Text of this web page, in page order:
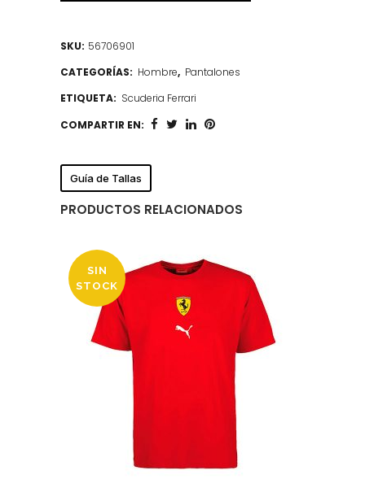
SKU: 56706901
CATEGORÍAS: Hombre, Pantalones
ETIQUETA: Scuderia Ferrari
COMPARTIR EN:
Guía de Tallas
PRODUCTOS RELACIONADOS
SIN
STOCK